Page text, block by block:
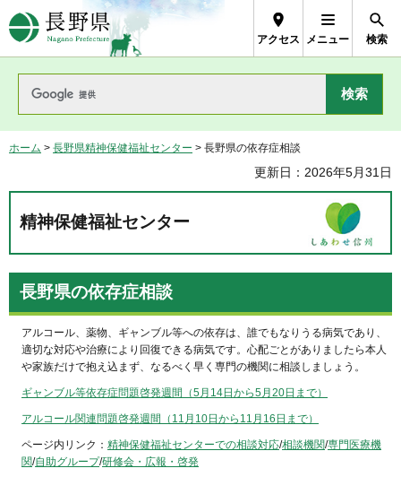
長野県Nagano Prefecture
アクセス メニュー 検索
ホーム > 長野県精神保健福祉センター > 長野県の依存症相談
更新日：2026年5月31日
精神保健福祉センター
長野県の依存症相談
アルコール、薬物、ギャンブル等への依存は、誰でもなりうる病気であり、
適切な対応や治療により回復できる病気です。心配ごとがありましたら本人
や家族だけで抱え込まず、なるべく早く専門の機関に相談しましょう。
ギャンブル等依存症問題啓発週間（5月14日から5月20日まで）
アルコール関連問題啓発週間（11月10日から11月16日まで）
ページ内リンク： 精神保健福祉センターでの相談対応/相談機関/専門医療機
関/自助グループ/研修会・広報・啓発